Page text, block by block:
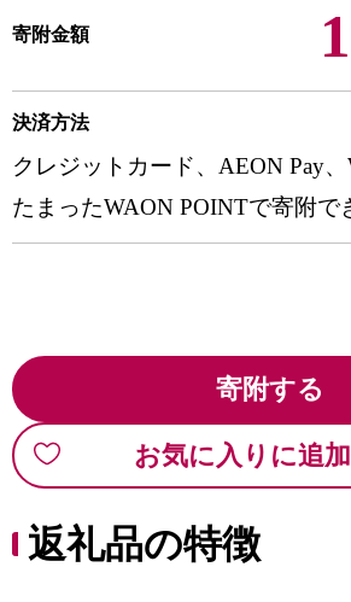
寄附金額
決済方法
クレジットカード、AEON Pay
たまったWAON POINTで寄附で
寄附する
お気に入りに追
返礼品の特徴